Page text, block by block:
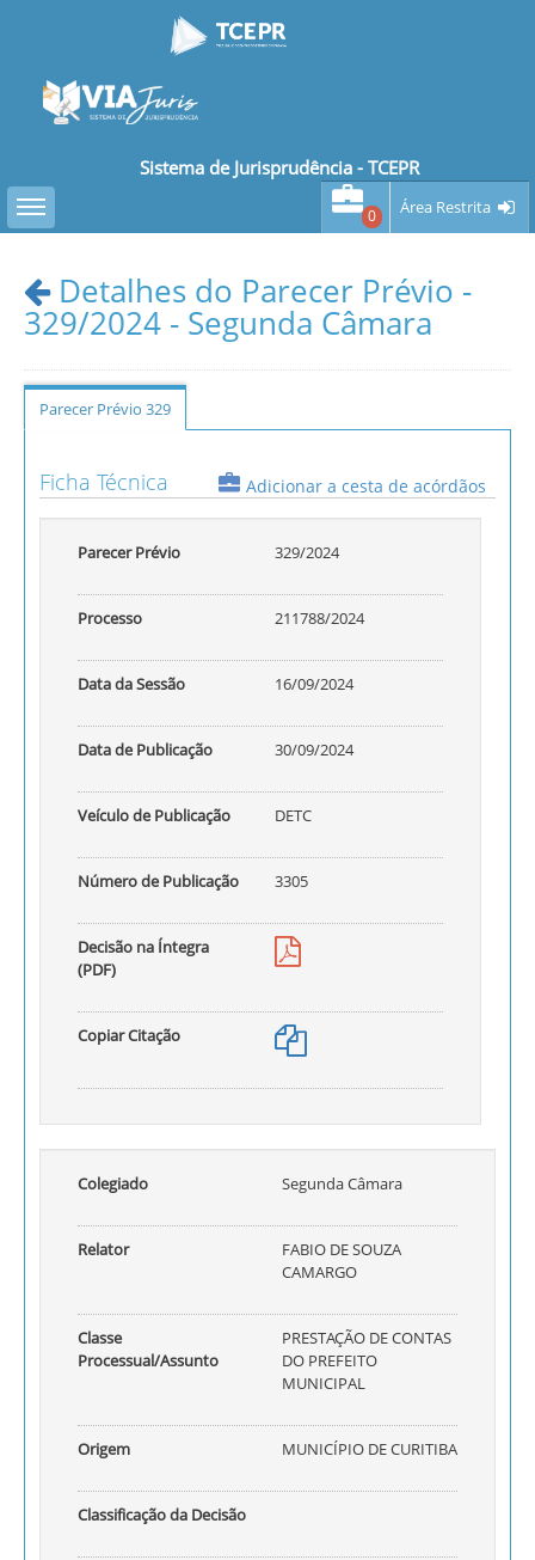
Sistema de Jurisprudência - TCEPR
Toggle sidebar
0 Área Restrita
Detalhes do Parecer Prévio -
329/2024 - Segunda Câmara
Parecer Prévio 329
Ficha Técnica Adicionar a cesta de acórdãos
Parecer Prévio 329/2024
Processo 211788/2024
Data da Sessão 16/09/2024
Data de Publicação 30/09/2024
Veículo de Publicação DETC
Número de Publicação 3305
Decisão na Íntegra
(PDF)
Copiar Citação
Colegiado Segunda Câmara
Relator
FABIO DE SOUZA
CAMARGO
Classe
Processual/Assunto
PRESTAÇÃO DE CONTAS
DO PREFEITO
MUNICIPAL
Origem MUNICÍPIO DE CURITIBA
Classificação da Decisão